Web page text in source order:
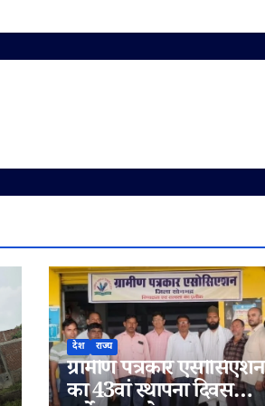
देश राज्य
ग्रामीण पत्रकार एसोसिएशन
का 43वां स्थापना दिवस